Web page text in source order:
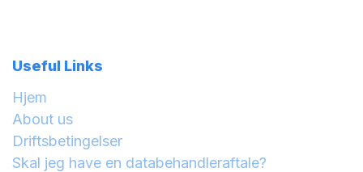
Useful Links
Hjem
About us
Driftsbetingelser
Skal jeg have en databehandleraftale?